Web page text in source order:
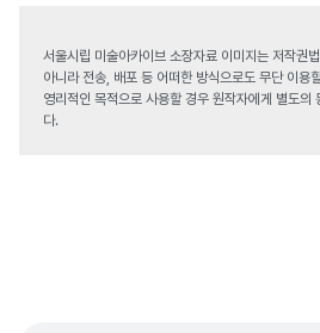
서울시립 미술아카이브 소장자료 이미지는 저작권
아니라 전송, 배포 등 어떠한 방식으로도 무단 이용
영리적인 목적으로 사용할 경우 원작자에게 별도의
다.